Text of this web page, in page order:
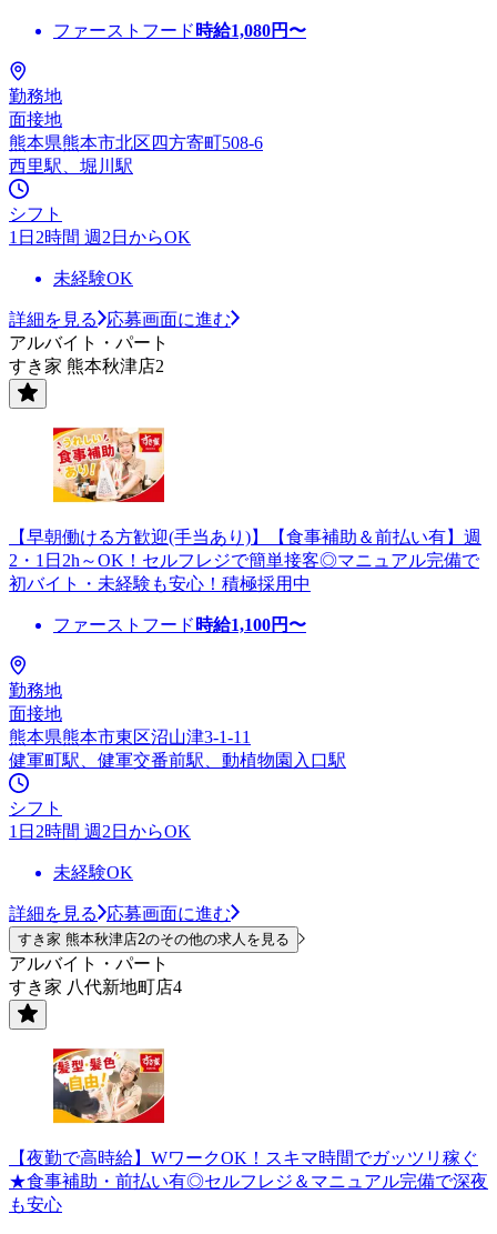
ファーストフード 時給1,080円〜
勤務地
面接地
熊本県熊本市北区四方寄町508-6
西里駅、堀川駅
シフト
1日2時間 週2日からOK
未経験OK
詳細を見る
応募画面に進む
アルバイト・パート
すき家 熊本秋津店2
【早朝働ける方歓迎(手当あり)】【食事補助＆前払い有】週
2・1日2h～OK！セルフレジで簡単接客◎マニュアル完備で
初バイト・未経験も安心！積極採用中
ファーストフード 時給1,100円〜
勤務地
面接地
熊本県熊本市東区沼山津3-1-11
健軍町駅、健軍交番前駅、動植物園入口駅
シフト
1日2時間 週2日からOK
未経験OK
詳細を見る 応募画面に進む
すき家 熊本秋津店2のその他の求人を見る
アルバイト・パート
すき家 八代新地町店4
【夜勤で高時給】WワークOK！スキマ時間でガッツリ稼ぐ
★食事補助・前払い有◎セルフレジ＆マニュアル完備で深夜
も安心